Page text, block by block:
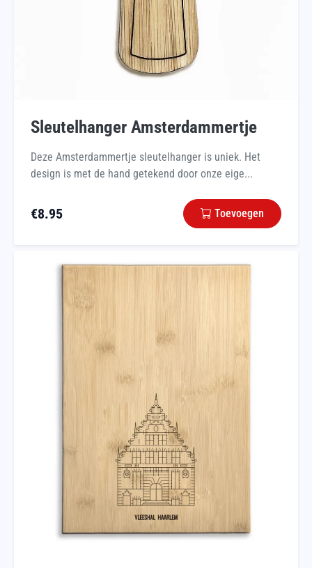
Sleutelhanger Amsterdammertje
Deze Amsterdammertje sleutelhanger is uniek. Het
design is met de hand getekend door onze eige...
€8.95 Toevoegen